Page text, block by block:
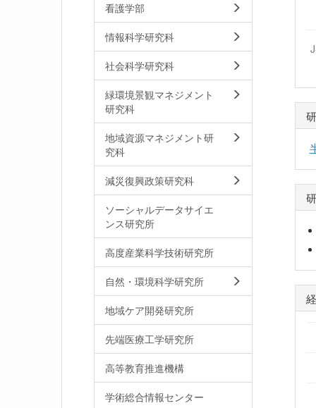
看護学部
情報科学研究科
社会科学研究科
緑環境景観マネジメント
研究科
地域資源マネジメント研
究科
減災復興政策研究科
ソーシャルデータサイエ
ンス研究所
高度産業科学技術研究所
自然・環境科学研究所
地域ケア開発研究所
先端医療工学研究所
高等教育推進機構
学術総合情報センター